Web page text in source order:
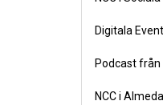
Digitala
Podcast från
NCC i